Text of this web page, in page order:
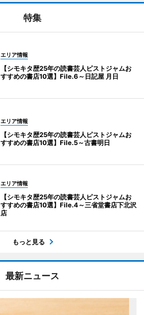
特集
エリア情報
【シモキタ歴25年の読書芸人ピストジャムお
すすめの書店10選】File.6～日記屋 月日
エリア情報
【シモキタ歴25年の読書芸人ピストジャムお
すすめの書店10選】File.5～古書明日
エリア情報
【シモキタ歴25年の読書芸人ピストジャムお
すすめの書店10選】File.4～三省堂書店下北沢
店
もっと見る
最新ニュース